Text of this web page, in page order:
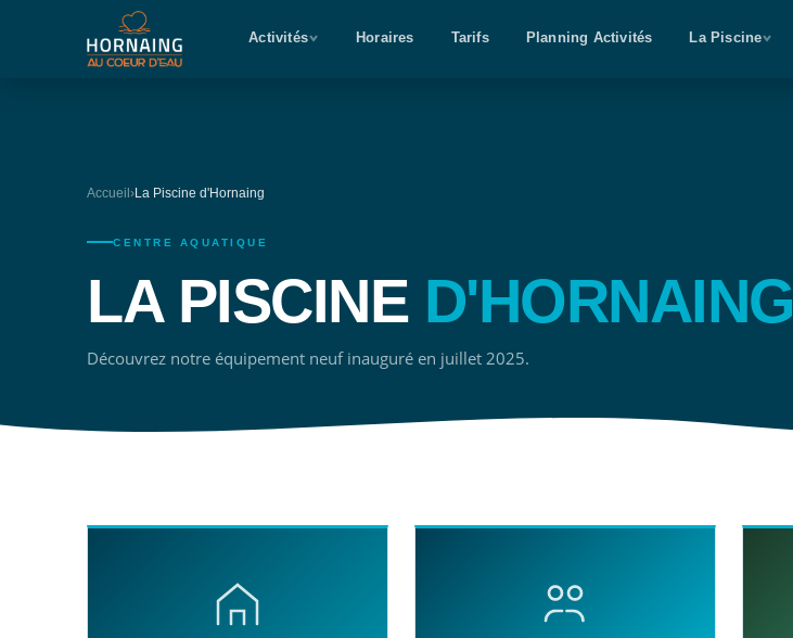
Activités Horaires Tarifs Planning Activités La Piscine
Accueil ›La Piscine d'Hornaing
CENTRE AQUATIQUE
LA PISCINE D'HORNAING
Découvrez notre équipement neuf inauguré en juillet 2025.